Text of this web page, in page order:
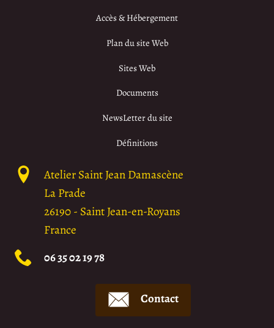
Accès & Hébergement
Plan du site Web
Sites Web
Documents
NewsLetter du site
Définitions
Atelier Saint Jean Damascène
La Prade
26190- Saint Jean-en-Royans
France
06 35 02 19 78
Contact